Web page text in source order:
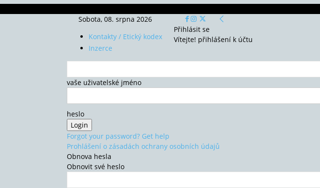
Sobota, 08. srpna 2026
Kontakty / Etický kodex
Inzerce
Přihlásit se
Vítejte! přihlášení k účtu
vaše uživatelské jméno
heslo
Forgot your password? Get help
Prohlášení o zásadách ochrany osobních údajů
Obnova hesla
Obnovit své heslo